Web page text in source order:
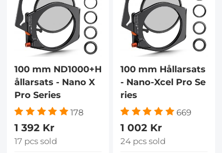
100 mm ND1000+H
ållarsats - Nano X
Pro Series
178
1 392 Kr
17 pcs sold
100 mm Hållarsats
- Nano-Xcel Pro Se
ries
669
1 002 Kr
24 pcs sold